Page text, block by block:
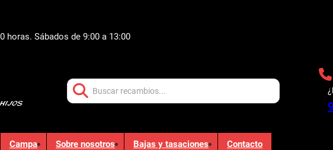
horas. Sábados de 9:00 a 13:00
Campa Sobre nosotros Bajas y tasaciones Contacto